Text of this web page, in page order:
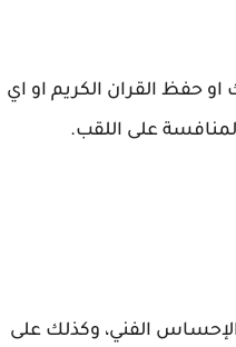
او حفظ القران الكريم او اي
على اللقب.
الفني، وكذلك على